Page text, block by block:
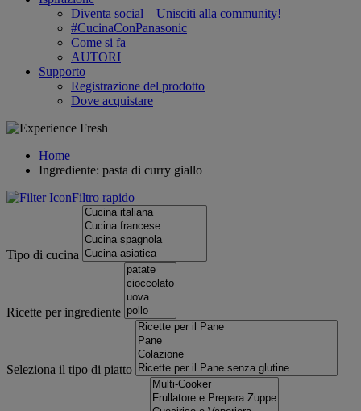
Diventa social – Unisciti alla community!
#CucinaConPanasonic
Come si fa
AUTORI
Supporto
Registrazione del prodotto
Dove acquistare
Home
Ingrediente: pasta di curry giallo
Filtro rapido
Tipo di cucina
Ricette per ingrediente
Seleziona il tipo di piatto